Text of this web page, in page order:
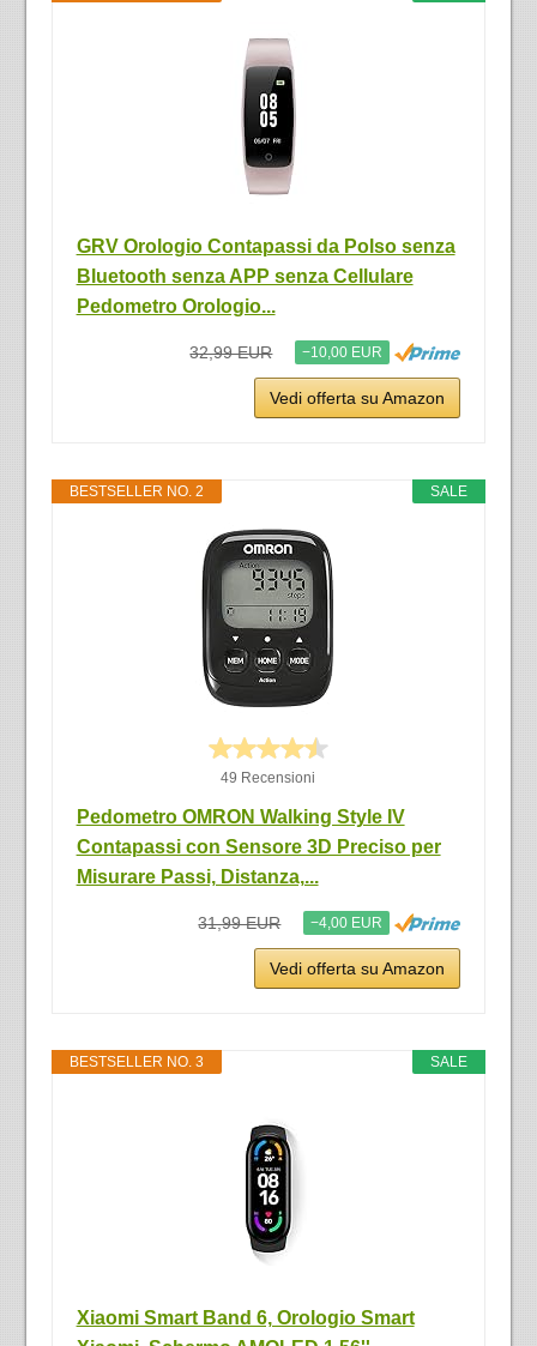
GRV Orologio Contapassi da Polso senza
Bluetooth senza APP senza Cellulare
Pedometro Orologio...
32,99 EUR −10,00 EUR
Vedi offerta su Amazon
SALE
BESTSELLER NO. 2
49 Recensioni
Pedometro OMRON Walking Style IV
Contapassi con Sensore 3D Preciso per
Misurare Passi, Distanza,...
31,99 EUR −4,00 EUR
Vedi offerta su Amazon
SALE
BESTSELLER NO. 3
Xiaomi Smart Band 6, Orologio Smart